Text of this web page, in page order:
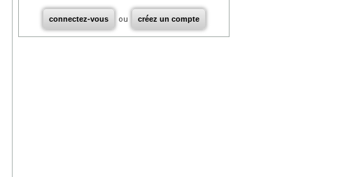
connectez-vous ou créez un compte